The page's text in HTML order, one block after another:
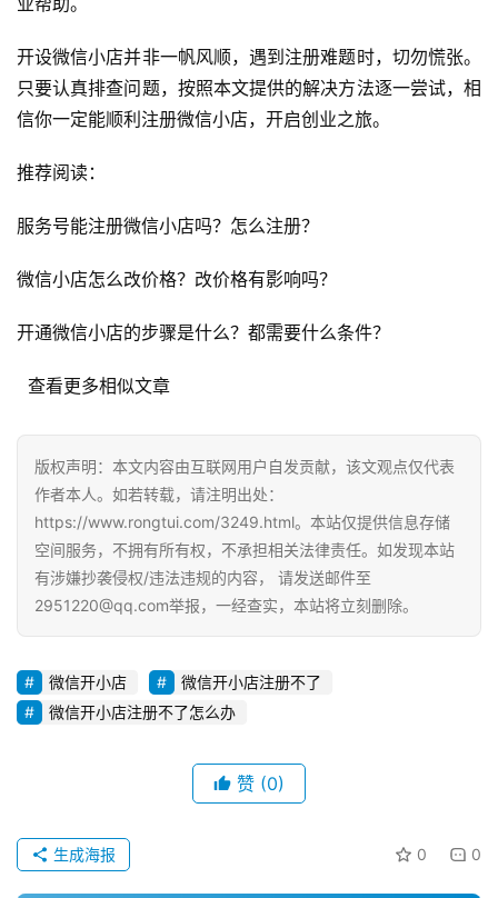
优
A
i
察
电
运
直
带
货
引
流
推
广
域
社
社
开设微信小店并非一帆风顺，遇到注册难题时，切勿慌张。
只要认真排查问题，按照本文提供的解决方法逐一尝试，相
信你一定能顺利注册微信小店，开启创业之旅。
推荐阅读：
服务号能注册微信小店吗？怎么注册？
微信小店怎么改价格？改价格有影响吗？
开通微信小店的步骤是什么？都需要什么条件？
  查看更多相似文章
版权声明：本文内容由互联网用户自发贡献，该文观点仅代表
作者本人。如若转载，请注明出处：
https://www.rongtui.com/3249.html。本站仅提供信息存储
空间服务，不拥有所有权，不承担相关法律责任。如发现本站
有涉嫌抄袭侵权/违法违规的内容， 请发送邮件至
2951220@qq.com举报，一经查实，本站将立刻删除。
微信开小店
微信开小店注册不了
微信开小店注册不了怎么办
赞 (0)
0 0
生成海报